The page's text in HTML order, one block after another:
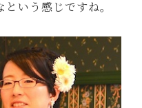
いう感じですね。